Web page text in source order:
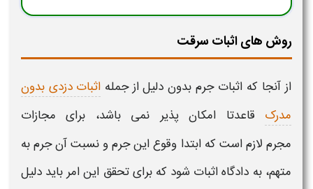
روش های اثبات سرقت
از آنجا که اثبات جرم بدون دلیل از جمله اثبات دزدی بدون
مدرک قاعدتا امکان پذیر نمی باشد، برای مجازات
مجرم لازماست که ابتدا وقوع اینجرمو نسبت آنجرمبه
متهم، به دادگاهاثبات شود که برای تحقق این امر باید دلیل